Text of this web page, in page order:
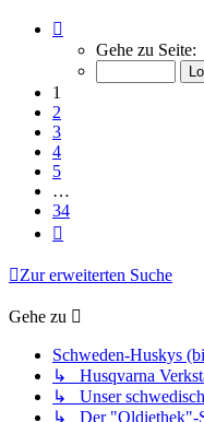
von
Gehe zu Seite:
1
2
3
4
5
…
34
Zur erweiterten Suche
Gehe zu
Schweden-Huskys
↳ Husqvarna
↳ Unser
↳ Der "Oldiethek"-